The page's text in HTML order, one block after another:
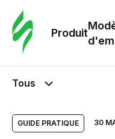
Produit
Tous
GUIDE PRATIQUE 30